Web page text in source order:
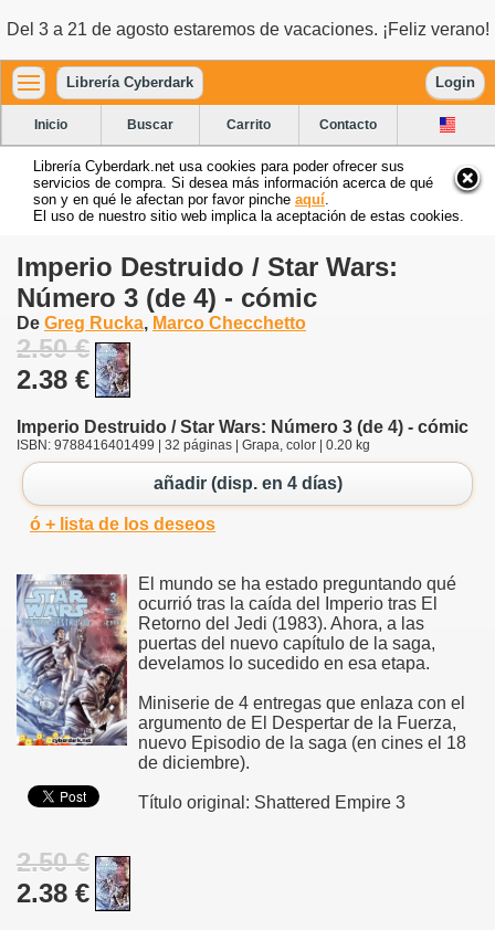
Del 3 a 21 de agosto estaremos de vacaciones. ¡Feliz verano!
Librería Cyberdark Login
Inicio Buscar Carrito Contacto
Librería Cyberdark.net usa cookies para poder ofrecer sus
servicios de compra. Si desea más información acerca de qué
son y en qué le afectan por favor pinche aquí
El uso de nuestro sitio web implica la aceptación de estas cookies.
Imperio Destruido / Star Wars:
Número 3 (de 4) - cómic
De Greg Rucka, Marco Checchetto
2.50 €
2.38 €
Imperio Destruido / Star Wars: Número 3 (de 4) - cómic
ISBN: 9788416401499 | 32 páginas | Grapa, color | 0.20 kg
añadir (disp. en 4 días)
ó + lista de los deseos
El mundo se ha estado preguntando qué
ocurrió tras la caída del Imperio tras El
Retorno del Jedi (1983). Ahora, a las
puertas del nuevo capítulo de la saga,
develamos lo sucedido en esa etapa.
Miniserie de 4 entregas que enlaza con el
argumento de El Despertar de la Fuerza,
nuevo Episodio de la saga (en cines el 18
de diciembre).
Título original: Shattered Empire 3
2.50 €
2.38 €